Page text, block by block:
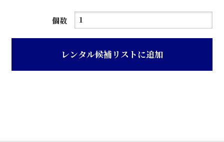
個数
チ
透
レンタル候補リストに追加